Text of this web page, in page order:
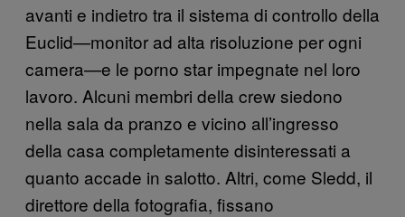
avanti e indietro tra il sistema di controllo della
Euclid—monitor ad alta risoluzione per ogni
camera—e le porno star impegnate nel loro
lavoro. Alcuni membri della crew siedono
nella sala da pranzo e vicino all’ingresso
della casa completamente disinteressati a
quanto accade in salotto. Altri, come Sledd, il
direttore della fotografia, fissano